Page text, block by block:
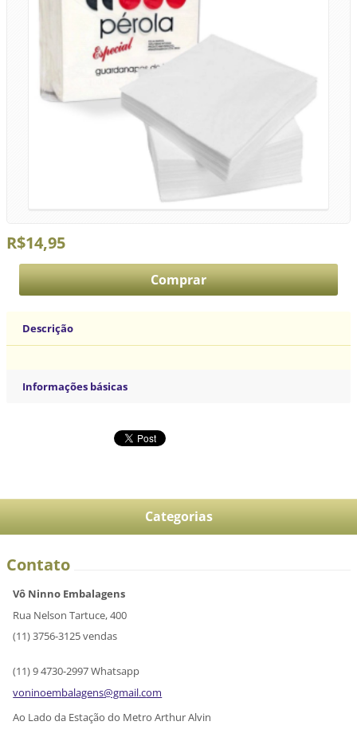
R$14,95
Descrição
Informações básicas
Categorias
Contato
Vô Ninno Embalagens
Rua Nelson Tartuce, 400
(11) 3756-3125 vendas
(11) 9 4730-2997 Whatsapp
voninoembalagens@gmail.com
Ao Lado da Estação do Metro Arthur Alvin